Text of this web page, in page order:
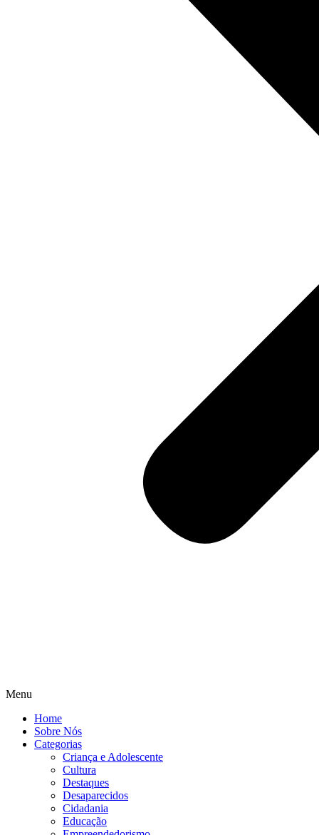
Menu
Home
Sobre Nós
Categorias
Criança e Adolescente
Cultura
Destaques
Desaparecidos
Cidadania
Educação